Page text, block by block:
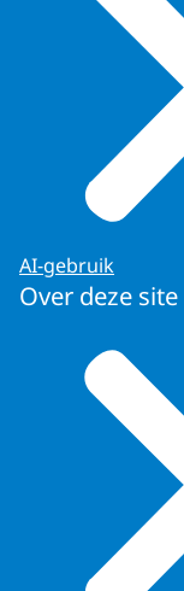
AI-gebruik
Over deze site